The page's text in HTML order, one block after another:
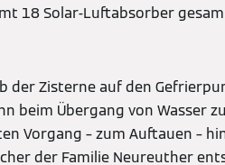
18 Solar-Luftabsorber
der Zisterne auf den
beim Übergang von Wasser
Vorgang – zum Auftauen –
der Familie Neureuther